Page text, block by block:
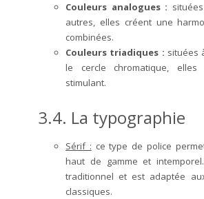
Couleurs analogues:
autres, elles créent une
combinées.
Couleurs triadiques : situées
le cercle chromatique,
stimulant.
3.4. La typographie
Sérif: ce type de police
haut de gamme et
traditionnel et est adaptée
classiques.